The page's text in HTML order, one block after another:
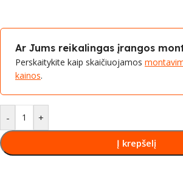
Ar Jums reikalingas įrangos
Perskaitykite kaip skaičiuojamos
kainos.
- +
Į krepšelį